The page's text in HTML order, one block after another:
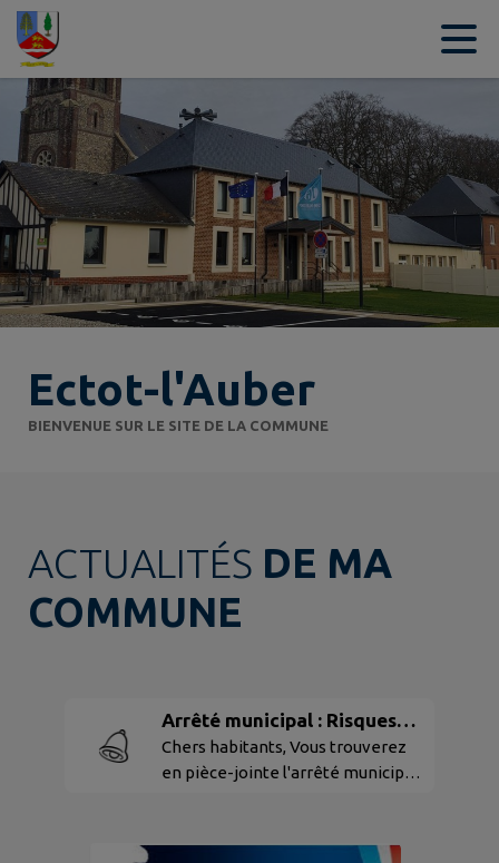
Contenu
Ectot-l'Auber
BIENVENUE SUR LE SITE DE LA COMMUNE
ACTUALITÉS DE MA
COMMUNE
Arrêté municipal : Risques
d'incendie
Chers habitants, Vous trouverez
en pièce-jointe l'arrêté municipale
d'incendie sur le territoire